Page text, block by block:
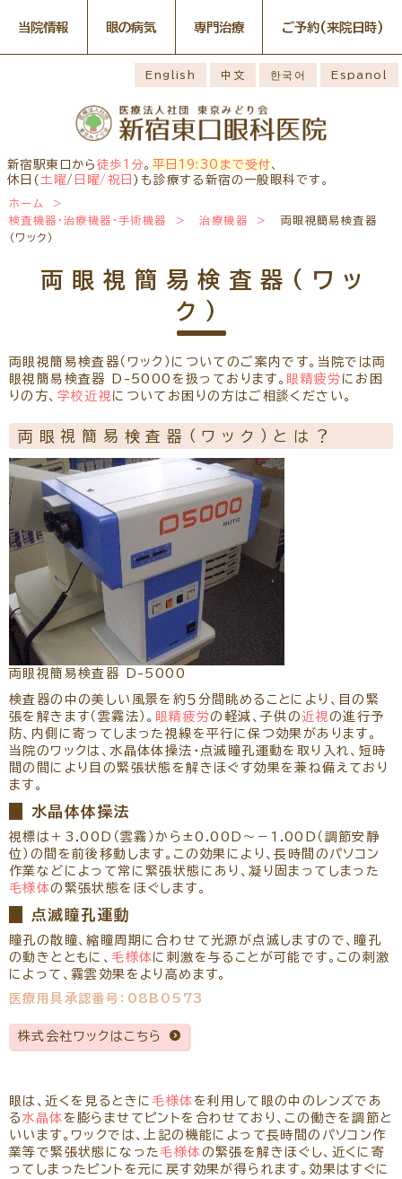
English 中文 한국어 Espanol
新宿駅東口から 徒歩1分。 平日19:30まで受付、
休日( 土曜/ 日曜/祝日 )も診療する新宿の一般眼科です。
当院情報
感染症予防のための衛生環境
整備の取り組み
医師のご紹介
ごあいさつ 当院勤務医師のご紹介
院内の様子 検査・治療・手術機器
診療のご案内
診察時間・診療内容
担当医予定表
当院へお越しになる方へのお
問診票ダウンロード
メールマガジン
よくある質問
診療報酬に関する院内掲示
リンク
眼の病気
症状から探す
構造から探す
お薬の使用方法
主な眼科疾患
糖尿病性網膜症 緑内障 網膜硝子体疾患
ドライアイ 眼精疲労
アレルギー性結膜
コンタクトレンズ
専門治療
網膜・硝子体疾患専門治療ペ
ージ
ドライアイ専門治療ページ
緑内障専門治療ページ
角膜疾患専門治療ページ
花粉症総合ページ
抗VEGF抗体療法
学校近視のご案内
手術担当医のご紹介
白内障手術をおすすめする理
方へ
初めてコンタクトレンズを使う
方へ
コンタクトレンズトラブル
ご予約(来院日時)
WEB予約(来院日時の設定)
小児眼科専門治療を予約
コンタクトレンズ診療を予約
白内障専門治療を予約
白内障手術公開講座を予約
網膜・硝子体専門治療を予約
ドライアイ専門治療を予約
黄斑専門治療を予約
緑内障専門治療を予約
ぶどう膜専門治療を予約
予約をキャンセルする
ご予約方法
ホーム
検査機器・治療機器・手術機器
治療機器
両眼視簡易検査器
（ワック）
両眼視簡易検査器（ワッ
ク）
両眼視簡易検査器（ワック）についてのご案内です。当院では両
眼視簡易検査器 D-5000を扱っております。 眼精疲労 にお困
りの方、 学校近視 についてお困りの方はご相談ください。
両眼視簡易検査器（ワック）とは？
両眼視簡易検査器 D-5000
検査器の中の美しい風景を約５分間眺めることにより、目の緊
張を解きます（雲霧法）。 眼精疲労の軽減、子供の近視の進行予
防、内側に寄ってしまった視線を平行に保つ効果があります。
当院のワックは、水晶体体操法・点滅瞳孔運動を取り入れ、短時
間の間により目の緊張状態を解きほぐす効果を兼ね備えており
ます。
水晶体体操法
視標は＋3.00D（雲霧）から±0.00D～－1.00D（調節安静
位）の間を前後移動します。この効果により、長時間のパソコン
作業などによって常に緊張状態にあり、凝り固まってしまった
毛様体の緊張状態をほぐします。
点滅瞳孔運動
瞳孔の散瞳、縮瞳周期に合わせて光源が点滅しますので、瞳孔
の動きとともに、毛様体に刺激を与ることが可能です。この刺激
によって、霧雲効果をより高めます。
医療用具承認番号：08B0573
株式会社ワックはこちら
眼は、近くを見るときに毛様体 を利用して眼の中のレンズであ
る 水晶体 を膨らませてピントを合わせており、この働きを調節と
いいます。ワックでは、上記の機能によって長時間のパソコン作
業等で緊張状態になった毛様体の緊張を解きほぐし、近くに寄
ってしまったピントを元に戻す効果が得られます。効果はすぐに